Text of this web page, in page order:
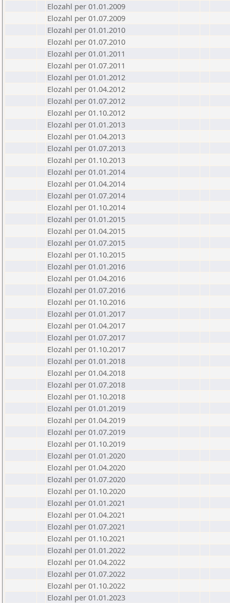
Elozahl per 01.01.2009
Elozahl per 01.07.2009
Elozahl per 01.01.2010
Elozahl per 01.07.2010
Elozahl per 01.01.2011
Elozahl per 01.07.2011
Elozahl per 01.01.2012
Elozahl per 01.04.2012
Elozahl per 01.07.2012
Elozahl per 01.10.2012
Elozahl per 01.01.2013
Elozahl per 01.04.2013
Elozahl per 01.07.2013
Elozahl per 01.10.2013
Elozahl per 01.01.2014
Elozahl per 01.04.2014
Elozahl per 01.07.2014
Elozahl per 01.10.2014
Elozahl per 01.01.2015
Elozahl per 01.04.2015
Elozahl per 01.07.2015
Elozahl per 01.10.2015
Elozahl per 01.01.2016
Elozahl per 01.04.2016
Elozahl per 01.07.2016
Elozahl per 01.10.2016
Elozahl per 01.01.2017
Elozahl per 01.04.2017
Elozahl per 01.07.2017
Elozahl per 01.10.2017
Elozahl per 01.01.2018
Elozahl per 01.04.2018
Elozahl per 01.07.2018
Elozahl per 01.10.2018
Elozahl per 01.01.2019
Elozahl per 01.04.2019
Elozahl per 01.07.2019
Elozahl per 01.10.2019
Elozahl per 01.01.2020
Elozahl per 01.04.2020
Elozahl per 01.07.2020
Elozahl per 01.10.2020
Elozahl per 01.01.2021
Elozahl per 01.04.2021
Elozahl per 01.07.2021
Elozahl per 01.10.2021
Elozahl per 01.01.2022
Elozahl per 01.04.2022
Elozahl per 01.07.2022
Elozahl per 01.10.2022
Elozahl per 01.01.2023